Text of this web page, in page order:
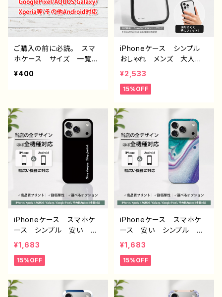
ご購入の前に必読。 スマ
ホケース サイズ 一覧
選び方 iPhoneケース A
UOS OPPO ワイモバイ
ル etc. 手帳型 全機種
対応
¥400
iPhoneケース シンプル
おしゃれ メンズ 大人女
子 高校生 男子 iPhon
e16/15/14/13/12/11 かっ
こいい おすすめ 人気
ン オリジナル デザイ
ン くびれケース 耐衝
撃 持ちやすい 滑りにく
い 透明ケース ブラック
フレーム グッズ グリップ
付き 携帯 クリアケー
ス タイトル：シンプル グリ
ップケース no signal デ
ザイン960 J1-9
¥2,533
15%OFF
iPhoneケース スマホケ
ース シンプル 安い か
っこいい おしゃれ クー
ル メンズ 高校生 男
子 個性的 おすすめ 人
15/14/13/12/11 AQUOS s
ense 4 5 6 Xperia Go
¥1,683
15%OFF
iPhoneケース スマホケ
ース 安い シンプル か
っこいい おしゃれ かわ
いい クール メンズ レ
ディース エモい画像 綺
すめ 人気 クリエイタ
ー iPhone15/14/13/12/11
¥1,683
15%OFF